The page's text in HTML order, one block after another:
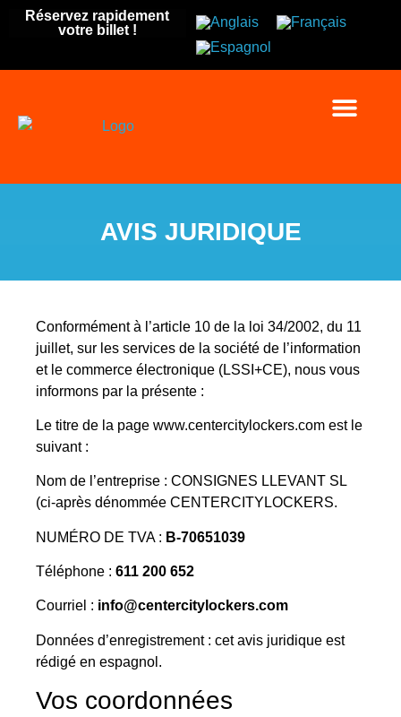
Réservez rapidement
votre billet !
AVIS JURIDIQUE
Conformément à l’article 10 de la loi 34/2002, du 11
juillet, sur les services de la société de l’information
et le commerce électronique (LSSI+CE), nous vous
informons par la présente :
Le titre de la page www.centercitylockers.com est le
suivant :
Nom de l’entreprise : CONSIGNES LLEVANT SL
(ci-après dénommée CENTERCITYLOCKERS.
NUMÉRO DE TVA : B-70651039
Téléphone : 611 200 652
Courriel : info@centercitylockers.com
Données d’enregistrement : cet avis juridique est
rédigé en espagnol.
Vos coordonnées